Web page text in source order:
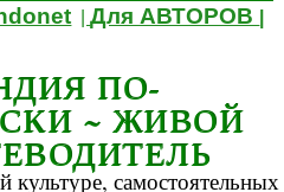
|Для АВТОРОВ
ПО-
~ ЖИВОЙ
самостоятельных